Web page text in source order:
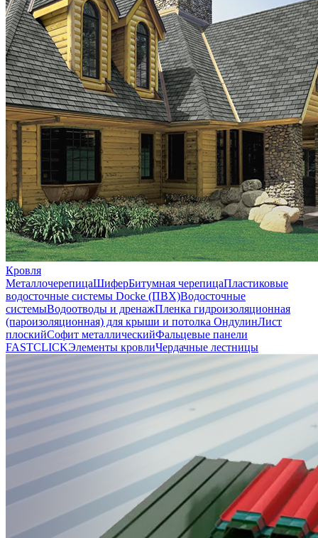
Кровля
МеталлочерепицаШиферБитумная черепицаПластиковые
водосточные системы Docke (ПВХ)Водосточные
системыВодоотводы и дренажПленка гидроизоляционная
(пароизоляционная) для крыши и потолка ОндулинЛист
плоскийСофит металлическийФальцевые панели
FASTCLICKЭлементы кровлиЧердачные лестницы